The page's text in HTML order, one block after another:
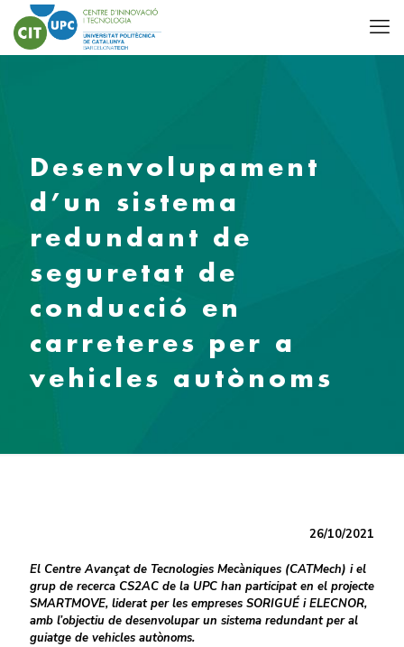
Desenvolupament
d’un sistema
redundant de
seguretat de
conducció en
carreteres per a
vehicles autònoms
26/10/2021
El Centre Avançat de Tecnologies Mecàniques (CATMech) i el
grup de recerca CS2AC de la UPC han participat en el projecte
SMARTMOVE, liderat per les empreses SORIGUÉ i ELECNOR,
amb l’objectiu de desenvolupar un sistema redundant per al
guiatge de vehicles autònoms.